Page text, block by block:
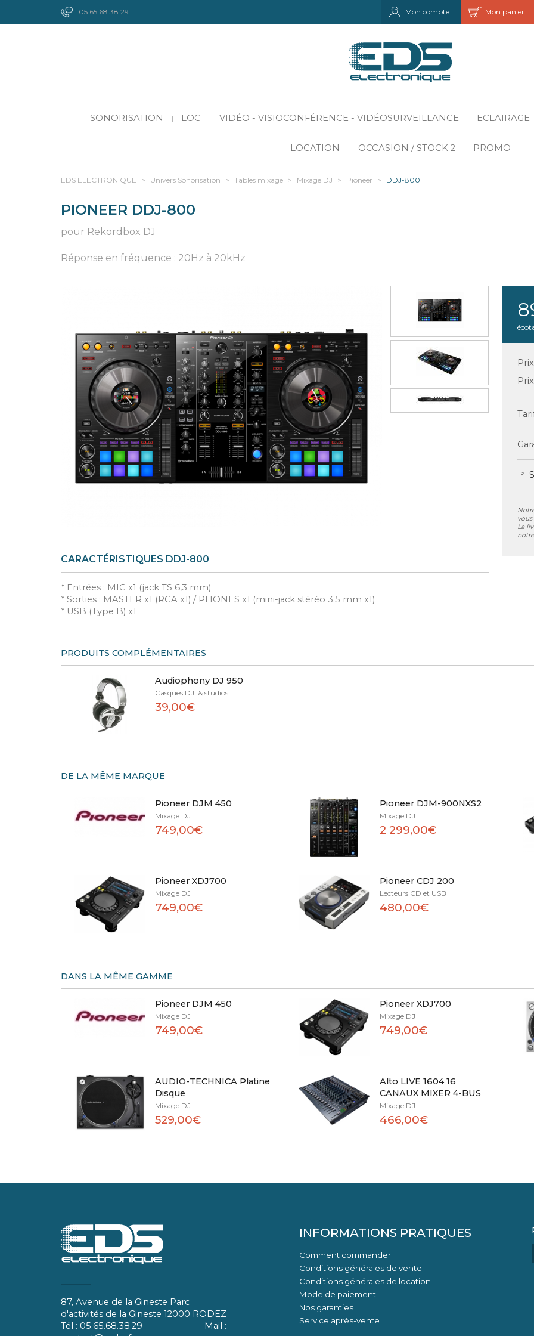
05.65.68.38.29 Mon panier
Mon compte
SONORISATION | LOC | VIDÉO - VISIOCONFÉRENCE - VIDÉOSURVEILLANCE | ECLAIRAGE
LOCATION | OCCASION / STOCK 2 | PROMO
EDS ELECTRONIQUE > Univers Sonorisation > Tables mixage > Mixage DJ > Pioneer > DDJ-800
PIONEER DDJ-800
pour Rekordbox DJ
Réponse en fréquence : 20Hz à 20kHz
La
CARACTÉRISTIQUES DDJ-800
* Entrées : MIC x1 (jack TS 6,3 mm)
* Sorties : MASTER x1 (RCA x1) / PHONES x1 (mini-jack stéréo 3.5 mm x1)
* USB (Type B) x1
PRODUITS COMPLÉMENTAIRES
Audiophony DJ 950
Casques DJ' & studios
39,00€
DE LA MÊME MARQUE
Pioneer DJM 450
Mixage DJ
749,00€
Pioneer DJM-900NXS2
Mixage DJ
2 299,00€
Pioneer XDJ700
Mixage DJ
749,00€
Pioneer CDJ 200
Lecteurs CD et USB
480,00€
DANS LA MÊME GAMME
Pioneer DJM 450
Mixage DJ
749,00€
Pioneer XDJ700
Mixage DJ
749,00€
AUDIO-TECHNICA Platine
Disque
Mixage DJ
529,00€
Alto LIVE 1604 16
CANAUX MIXER 4-BUS
Mixage DJ
466,00€
87, Avenue de la Gineste Parc
d'activités de la Gineste 12000 RODEZ
Tél : 05.65.68.38.29 Mail :
INFORMATIONS PRATIQUES
Comment commander
Conditions générales de vente
Conditions générales de location
Mode de paiement
Nos garanties
Service après-vente